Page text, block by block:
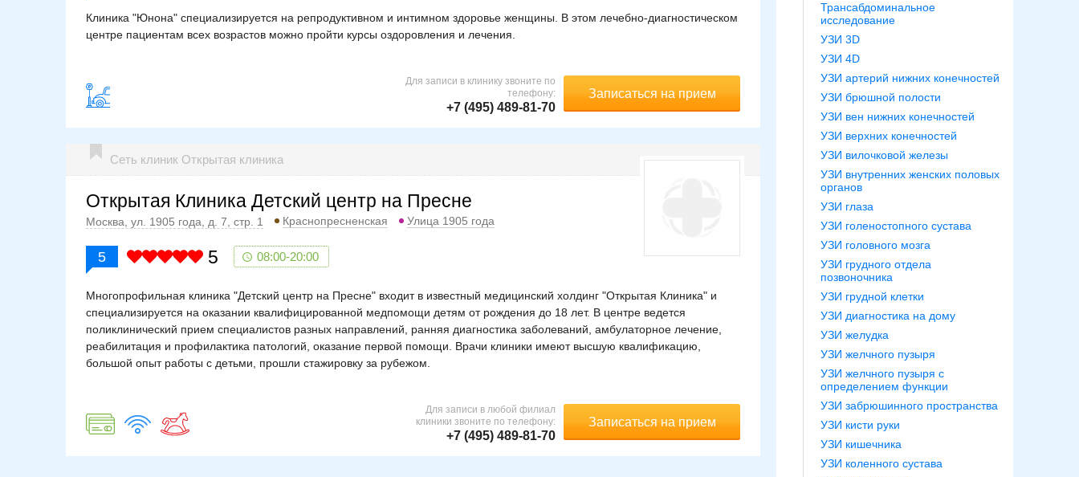
Клиника "Юнона" специализируется на репродуктивном и интимном здоровье женщины. В этом лечебно-диагностическом
центре пациентам всех возрастов можно пройти курсы оздоровления и лечения.
Записаться на прием
Для записи в клинику звоните по
телефону:
+7 (495) 489-81-70
Сеть клиник Открытая клиника
Открытая Клиника Детский центр на Пресне
Москва, ул. 1905 года, д. 7, стр. 1 Краснопресненская Улица 1905 года
5 5 08:00-20:00
Многопрофильная клиника "Детский центр на Пресне" входит в известный медицинский холдинг "Открытая Клиника" и
специализируется на оказании квалифицированной медпомощи детям от рождения до 18 лет. В центре ведется
поликлинический прием специалистов разных направлений, ранняя диагностика заболеваний, амбулаторное лечение,
реабилитация и профилактика патологий, оказание первой помощи. Врачи клиники имеют высшую квалификацию,
большой опыт работы с детьми, прошли стажировку за рубежом.
Записаться на прием
Для записи в любой филиал
клиники звоните по телефону:
+7 (495) 489-81-70
Трансабдоминальное
исследование
УЗИ 3D
УЗИ 4D
УЗИ артерий нижних конечностей
УЗИ брюшной полости
УЗИ вен нижних конечностей
УЗИ верхних конечностей
УЗИ вилочковой железы
УЗИ внутренних женских половых
органов
УЗИ глаза
УЗИ голеностопного сустава
УЗИ головного мозга
УЗИ грудного отдела
позвоночника
УЗИ грудной клетки
УЗИ диагностика на дому
УЗИ желудка
УЗИ желчного пузыря
УЗИ желчного пузыря с
определением функции
УЗИ забрюшинного пространства
УЗИ кисти руки
УЗИ кишечника
УЗИ коленного сустава